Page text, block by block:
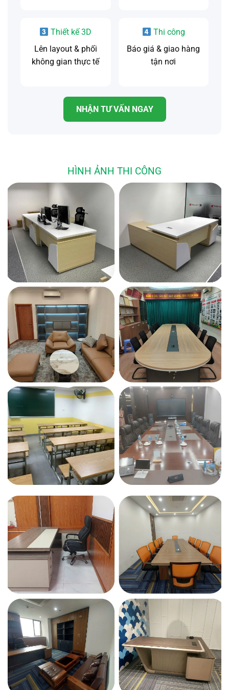
Thiết kế 3D
Lên layout & phối
không gian thực tế
Thi công
Báo giá & giao hàng
tận nơi
NHẬN TƯ VẤN NGAY
HÌNH ẢNH THI CÔNG